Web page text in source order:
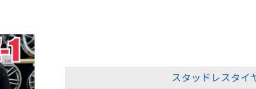
スタッドレスタイ